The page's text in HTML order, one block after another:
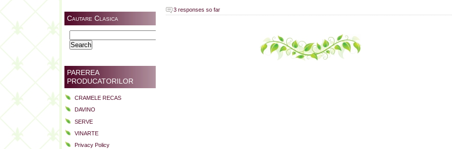
Cautare Clasica
for:
PAREREA
PRODUCATORILOR
CRAMELE RECAS
DAVINO
SERVE
VINARTE
Privacy Policy
3 responses so far